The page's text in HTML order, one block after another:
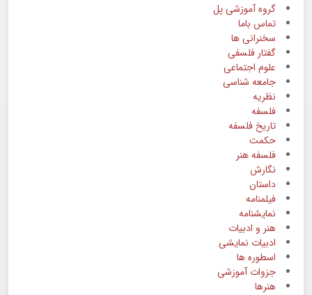
گروه آموزشی پل
تماس باما
سخنرانی ها
گفتار فلسفی
علوم اجتماعی
جامعه شناسی
نظریه
فلسفه
تاریخ فلسفه
حکمت
فلسفه هنر
نگارش
داستان
فیلمنامه
نمایشنامه
هنر و ادبیات
ادبیات نمایشی
اسطوره ها
جزوات آموزشی
هنرها